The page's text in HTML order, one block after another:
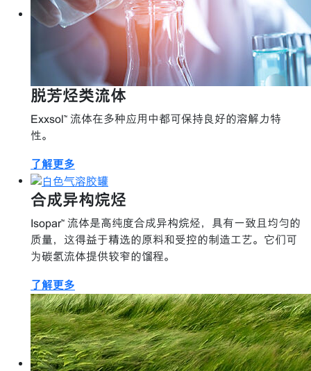
脱芳烃类流体
Exxsol™ 流体在多种应用中都可保持良好的溶解力特
性。
了解更多
合成异构烷烃
Isopar™ 流体是高纯度合成异构烷烃，具有一致且均匀的
质量，这得益于精选的原料和受控的制造工艺。它们可
为碳氢流体提供较窄的馏程。
了解更多